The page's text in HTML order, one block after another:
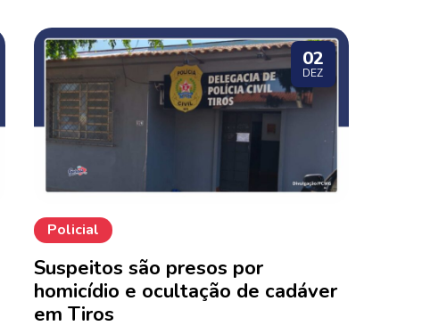
02
DEZ
Policial
Suspeitos são presos por
homicídio e ocultação de cadáver
em Tiros